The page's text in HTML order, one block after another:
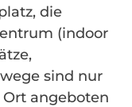
die
(indoor
sind nur
angeboten